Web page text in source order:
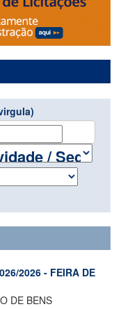
2026 - FEIRA DE
DE BENS